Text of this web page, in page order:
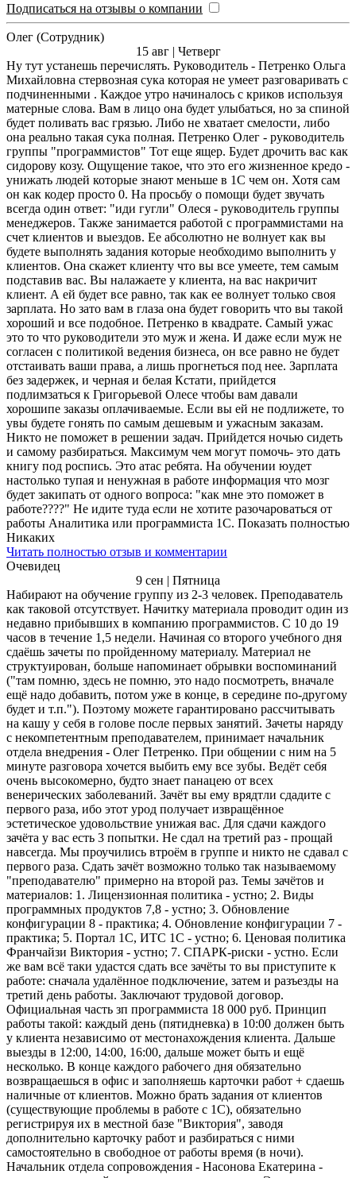
Подписаться на отзывы о компании
Олег (Сотрудник)
15 авг | Четверг
Ну тут устанешь перечислять. Руководитель - Петренко Ольга
Михайловна стервозная сука которая не умеет разговаривать с
подчиненными . Каждое утро начиналось с криков используя
матерные слова. Вам в лицо она будет улыбаться, но за спиной
будет поливать вас грязью. Либо не хватает смелости, либо
она реально такая сука полная. Петренко Олег - руководитель
группы "программистов" Тот еще ящер. Будет дрочить вас как
сидорову козу. Ощущение такое, что это его жизненное кредо -
унижать людей которые знают меньше в 1С чем он. Хотя сам
он как кодер просто 0. На просьбу о помощи будет звучать
всегда один ответ: "иди гугли" Олеся - руководитель группы
менеджеров. Также занимается работой с программистами на
счет клиентов и выездов. Ее абсолютно не волнует как вы
будете выполнять задания которые необходимо выполнить у
клиентов. Она скажет клиенту что вы все умеете, тем самым
подставив вас. Вы налажаете у клиента, на вас накричит
клиент. А ей будет все равно, так как ее волнует только своя
зарплата. Но зато вам в глаза она будет говорить что вы такой
хороший и все подобное. Петренко в квадрате. Самый ужас
это то что руководители это муж и жена. И даже если муж не
согласен с политикой ведения бизнеса, он все равно не будет
отстаивать ваши права, а лишь прогнеться под нее. Зарплата
без задержек, и черная и белая Кстати, прийдется
подлимзаться к Григорьевой Олесе чтобы вам давали
хорошипе заказы оплачиваемые. Если вы ей не подлижете, то
увы будете гонять по самым дешевым и ужасным заказам.
Никто не поможет в решении задач. Прийдется ночью сидеть
и самому разбираться. Максимум чем могут помочь- это дать
книгу под роспись. Это атас ребята. На обучении юудет
настолько тупая и ненужная в работе информация что мозг
будет закипать от одного вопроса: "как мне это поможет в
работе????" Не идите туда если не хотите разочароваться от
работы Аналитика или программиста 1С. Показать полностью
Никаких
Читать полностью отзыв и комментарии
Очевидец
9 сен | Пятница
Набирают на обучение группу из 2-3 человек. Преподаватель
как таковой отсутствует. Начитку материала проводит один из
недавно прибывших в компанию программистов. С 10 до 19
часов в течение 1,5 недели. Начиная со второго учебного дня
сдаёшь зачеты по пройденному материалу. Материал не
структуирован, больше напоминает обрывки воспоминаний
("там помню, здесь не помню, это надо посмотреть, вначале
ещё надо добавить, потом уже в конце, в середине по-другому
будет и т.п."). Поэтому можете гарантировано рассчитывать
на кашу у себя в голове после первых занятий. Зачеты наряду
с некомпетентным преподавателем, принимает начальник
отдела внедрения - Олег Петренко. При общении с ним на 5
минуте разговора хочется выбить ему все зубы. Ведёт себя
очень высокомерно, будто знает панацею от всех
венерических заболеваний. Зачёт вы ему врядтли сдадите с
первого раза, ибо этот урод получает извращённое
эстетическое удовольствие унижая вас. Для сдачи каждого
зачёта у вас есть 3 попытки. Не сдал на третий раз - прощай
навсегда. Мы проучились втроём в группе и никто не сдавал с
первого раза. Сдать зачёт возможно только так называемому
"преподавателю" примерно на второй раз. Темы зачётов и
материалов: 1. Лицензионная политика - устно; 2. Виды
программных продуктов 7,8 - устно; 3. Обновление
конфигурации 8 - практика; 4. Обновление конфигурации 7 -
практика; 5. Портал 1С, ИТС 1С - устно; 6. Ценовая политика
Франчайзи Виктория - устно; 7. СПАРК-риски - устно. Если
же вам всё таки удастся сдать все зачёты то вы приступите к
работе: сначала удалённое подключение, затем и разъезды на
третий день работы. Заключают трудовой договор.
Официальная часть зп программиста 18 000 руб. Принцип
работы такой: каждый день (пятидневка) в 10:00 должен быть
у клиента независимо от местонахождения клиента. Дальше
выезды в 12:00, 14:00, 16:00, дальше может быть и ещё
несколько. В конце каждого рабочего дня обязательно
возвращаешься в офис и заполняешь карточки работ + сдаешь
наличные от клиентов. Можно брать задания от клиентов
(существующие проблемы в работе с 1С), обязательно
регистрируя их в местной базе "Виктория", заводя
дополнительно карточку работ и разбираться с ними
самостоятельно в свободное от работы время (в ночи).
Начальник отдела сопровождения - Насонова Екатерина -